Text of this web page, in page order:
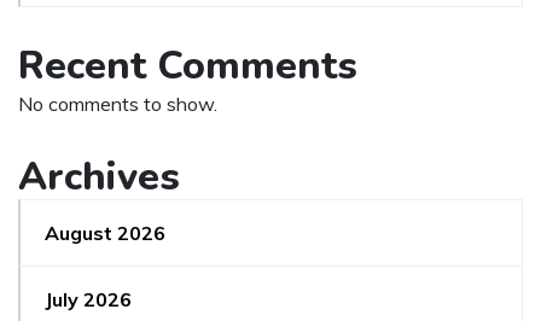
Recent Comments
No comments to show.
Archives
August 2026
July 2026